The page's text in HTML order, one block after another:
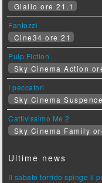
Giallo ore 21.1
Fantozzi
Cine34 ore 21
Pulp Fiction
Sky Cinema Action
I peccatori
Sky Cinema
Cattivissimo Me 2
Sky Cinema Family
Ultime news
Il sabato torrido spinge il